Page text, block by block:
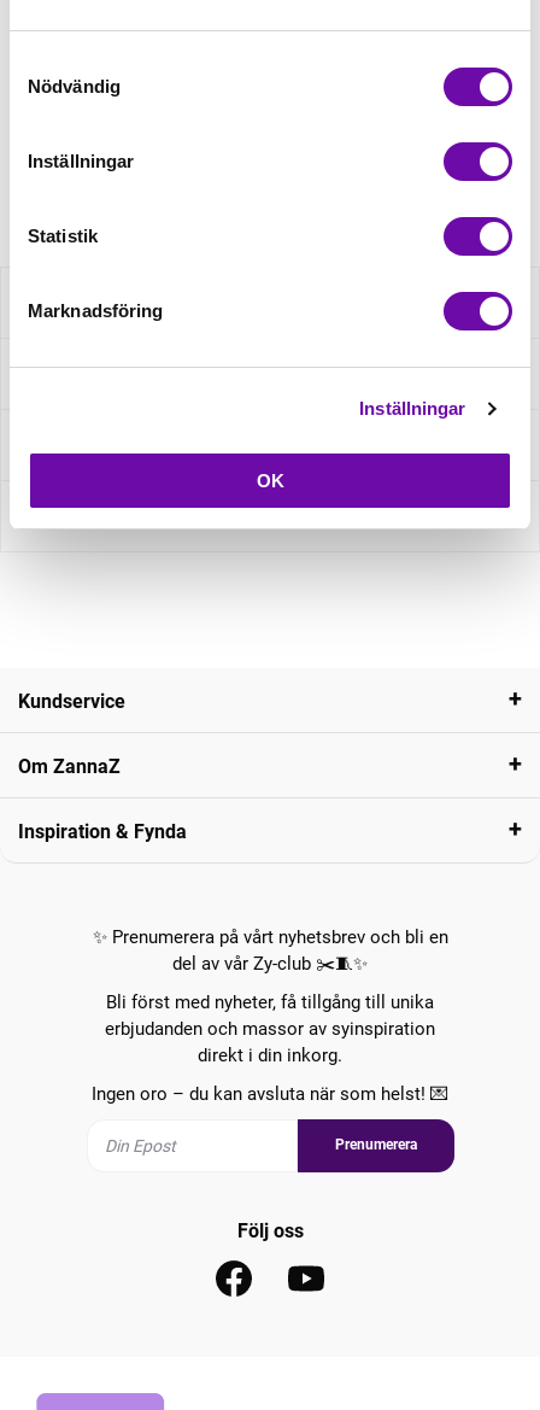
Nödvändig
Inställningar
Statistik
Marknadsföring
Inställningar
OK
Finns i lager
Beskrivning
Specifikation
Kundservice
Om ZannaZ
Inspiration & Fynda
✨ Prenumerera på vårt nyhetsbrev och bli en
del av vår Zy-club ✂️🧵✨
Bli först med nyheter, få tillgång till unika
erbjudanden och massor av syinspiration
direkt i din inkorg.
Ingen oro – du kan avsluta när som helst! 💌
Prenumerera
Följ oss